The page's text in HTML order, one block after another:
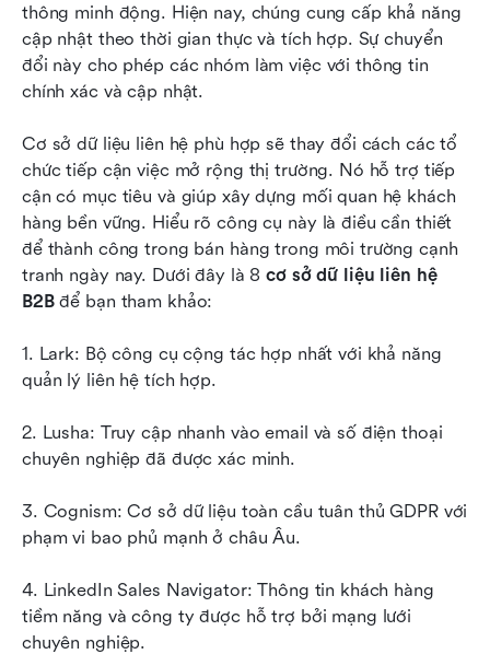
thông minh động. Hiện nay, chúng cung cấp khả năng
cập nhật theo thời gian thực và tích hợp. Sự chuyển
đổi này cho phép các nhóm làm việc với thông tin
chính xác và cập nhật.
Cơ sở dữ liệu liên hệ phù hợp sẽ thay đổi cách các tổ
chức tiếp cận việc mở rộng thị trường. Nó hỗ trợ tiếp
cận có mục tiêu và giúp xây dựng mối quan hệ khách
hàng bền vững. Hiểu rõ công cụ này là điều cần thiết
để thành công trong bán hàng trong môi trường cạnh
tranh ngày nay. Dưới đây là 8 cơ sở dữ liệu liên hệ
B2B để bạn tham khảo:
1. Lark: Bộ công cụ cộng tác hợp nhất với khả năng
quản lý liên hệ tích hợp.
2. Lusha: Truy cập nhanh vào email và số điện thoại
chuyên nghiệp đã được xác minh.
3. Cognism: Cơ sở dữ liệu toàn cầu tuân thủ GDPR với
phạm vi bao phủ mạnh ở châu Âu.
4. LinkedIn Sales Navigator: Thông tin khách hàng
tiềm năng và công ty được hỗ trợ bởi mạng lưới
chuyên nghiệp.
Thực tiễn triển khai cho cơ sở dữ liệu liên hệ B2B
Kết luận
Đọc liên quan